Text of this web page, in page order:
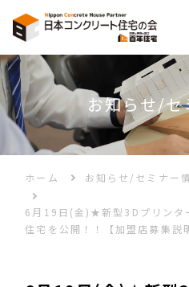
誕⽣秘話
N-WPC⼯法とは
ギャラリー
お知らせ/セミナー情
お知らせ/セ
ホーム お知らせ/セミナー
6月19日(金)★新型3Dプリンタ
住宅を公開！！【加盟店募集説